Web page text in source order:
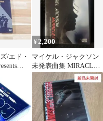
/エド・
〈2枚
¥ 2,200
マイケル・ジャクソン
未発表曲集 MIRACLES
ピクチャーディスク仕